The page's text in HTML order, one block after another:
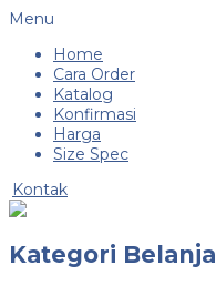
Menu
Home
Cara Order
Katalog
Konfirmasi
Harga
Size Spec
Kontak
Kategori Belanja